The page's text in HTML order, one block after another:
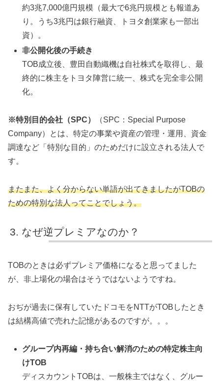
約3兆7,000億円規模（最大で6兆円規模とも報道あ
り。うち3兆円は銀行融資、トヨタ創業家も一部出
資）。
非公開化後の手続き
TOB成立後、豊田自動織機は自社株式を取得し、最
終的に株主をトヨタ陣営に統一、株式を完全非公開
化。
※特別目的会社（SPC）
（SPC：Special Purpose
Company）とは、特定の事業や資産の管理・運用、資金
調達など「特別な目的」のためだけに設立される法人で
す。
またまた、よく分からない単語が出てきましたがTOBの
ための特別な法人ってことでしょう。
なぜ逆プレミアなのか？
TOBのときは必ずプレミア価格になると思ってました
が、非上場化の場合はそうではないようですね。
おぢが過去に保有していたドコモをNTTがTOBしたとき
は結構高値で売れた記憶があるのですが。。。
グループ内再編・持ち合い解消のための特定株主向
けTOB
ディスカウントTOBは、一般株主ではなく、グルー